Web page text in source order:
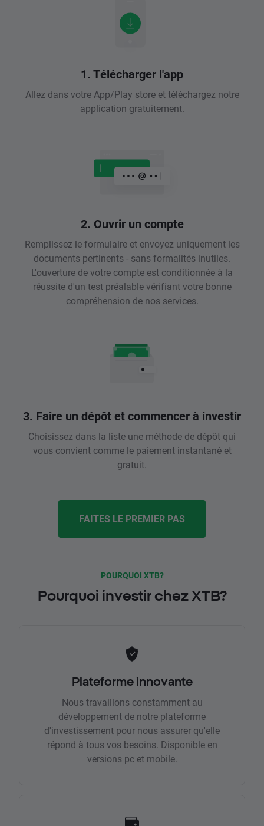
1. Télécharger l'app
Allez dans votre App/Play store et téléchargez notre
application gratuitement.
2. Ouvrir un compte
Remplissez le formulaire et envoyez uniquement les
documents pertinents - sans formalités inutiles.
L'ouverture de votre compte est conditionnée à la
réussite d'un test préalable vérifiant votre bonne
compréhension de nos services.
3. Faire un dépôt et commencer à investir
Choisissez dans la liste une méthode de dépôt qui
vous convient comme le paiement instantané et
gratuit.
FAITES LE PREMIER PAS
POURQUOI XTB?
Pourquoi investir chez XTB?
Plateforme innovante
Nous travaillons constamment au
développement de notre plateforme
d'investissement pour nous assurer qu'elle
répond à tous vos besoins. Disponible en
versions pc et mobile.